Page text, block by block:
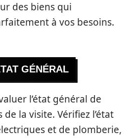
des biens qui
à vos besoins.
GÉNÉRAL
l’état général de
la visite. Vérifiez l’état
et de plomberie,